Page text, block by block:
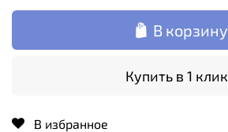
В корзину
Купить в 1 клик
В избранное